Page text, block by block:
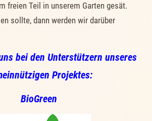
freien Teil in unserem Garten gesät.
sollte, dann werden wir darüber
bei den Unterstützern unseres
Projektes:
BioGreen